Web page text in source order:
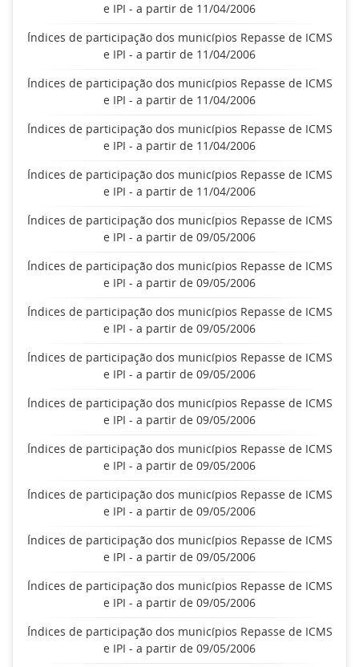
e IPI - a partir de 11/04/2006
Índices de participação dos municípios Repasse de ICMS
e IPI - a partir de 11/04/2006
Índices de participação dos municípios Repasse de ICMS
e IPI - a partir de 11/04/2006
Índices de participação dos municípios Repasse de ICMS
e IPI - a partir de 11/04/2006
Índices de participação dos municípios Repasse de ICMS
e IPI - a partir de 11/04/2006
Índices de participação dos municípios Repasse de ICMS
e IPI - a partir de 09/05/2006
Índices de participação dos municípios Repasse de ICMS
e IPI - a partir de 09/05/2006
Índices de participação dos municípios Repasse de ICMS
e IPI - a partir de 09/05/2006
Índices de participação dos municípios Repasse de ICMS
e IPI - a partir de 09/05/2006
Índices de participação dos municípios Repasse de ICMS
e IPI - a partir de 09/05/2006
Índices de participação dos municípios Repasse de ICMS
e IPI - a partir de 09/05/2006
Índices de participação dos municípios Repasse de ICMS
e IPI - a partir de 09/05/2006
Índices de participação dos municípios Repasse de ICMS
e IPI - a partir de 09/05/2006
Índices de participação dos municípios Repasse de ICMS
e IPI - a partir de 09/05/2006
Índices de participação dos municípios Repasse de ICMS
e IPI - a partir de 09/05/2006